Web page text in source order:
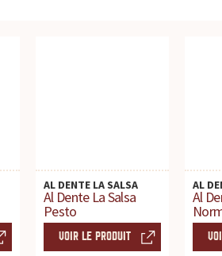
AL DENTE LA SALSA
Al Dente La Salsa
Pesto
VOIR LE PRODUIT
AL
Al